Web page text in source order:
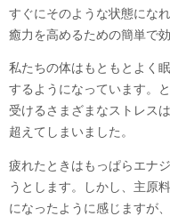
すぐにそのような状態にな
癒力を高めるための簡単で
私たちの体はもともとよく
するようになっています。
受けるさまざまなストレス
超えてしまいました。
疲れたときはもっぱらエナ
うとします。しかし、主原
になったように感じますが